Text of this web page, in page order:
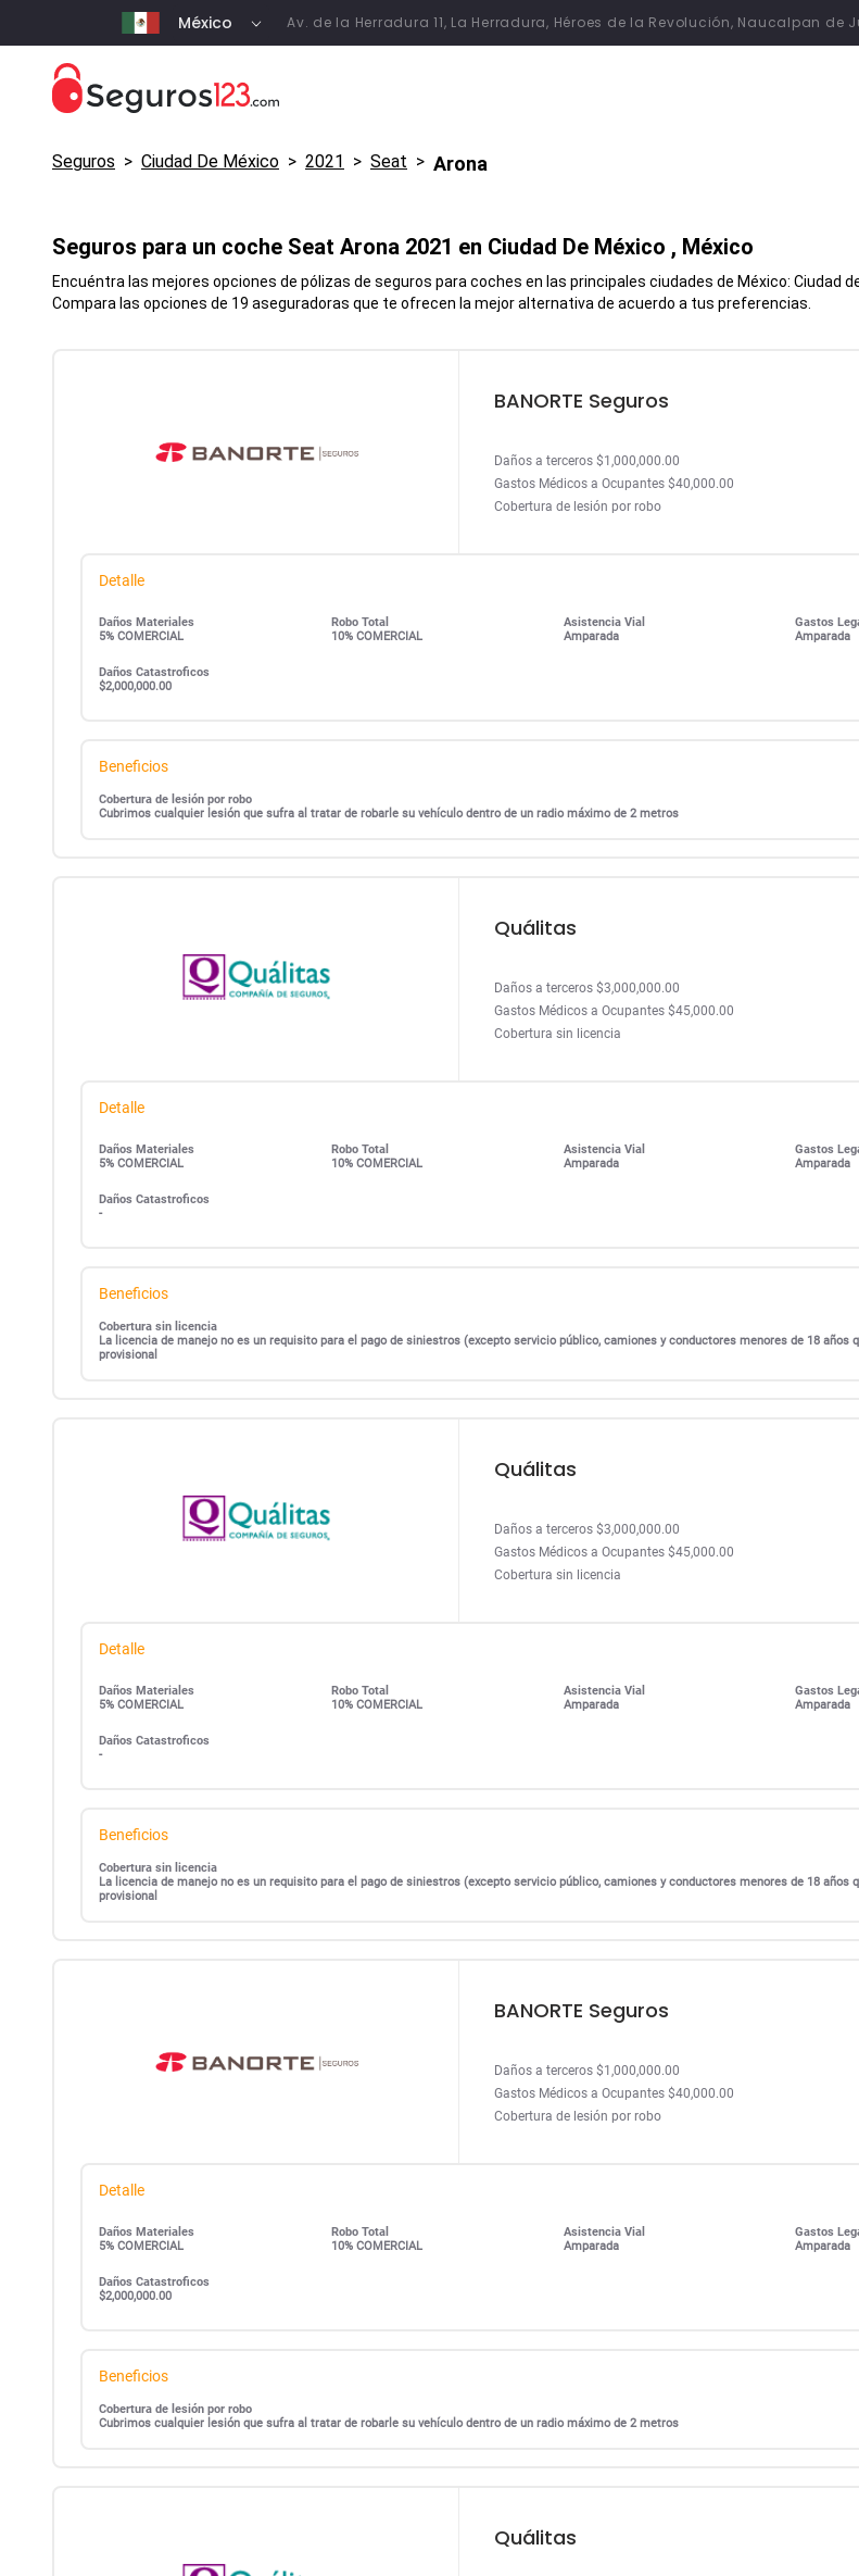
México Av. de la Herradura 11, La Herradura, Héroes de la Revolución, Naucalpan de
Seguros > Ciudad De México > 2021 > Seat > Arona
Seguros para un coche Seat Arona 2021 en Ciudad De México , México
Encuéntra las mejores opciones de pólizas de seguros para coches en las principales ciudades de México: Ciudad
Compara las opciones de 19 aseguradoras que te ofrecen la mejor alternativa de acuerdo a tus preferencias.
BANORTE Seguros
Daños a terceros $1,000,000.00
Gastos Médicos a Ocupantes $40,000.00
Cobertura de lesión por robo
Detalle
Daños Materiales
5% COMERCIAL
Robo Total
10% COMERCIAL
Asistencia Vial
Amparada
Gastos
Amparada
Daños Catastroficos
$2,000,000.00
Beneficios
Cobertura de lesión por robo
Cubrimos cualquier lesión que sufra al tratar de robarle su vehículo dentro de un radio máximo de 2 metros
Quálitas
Daños a terceros $3,000,000.00
Gastos Médicos a Ocupantes $45,000.00
Cobertura sin licencia
Detalle
Daños Materiales
5% COMERCIAL
Robo Total
10% COMERCIAL
Asistencia Vial
Amparada
Gastos
Amparada
Daños Catastroficos
-
Beneficios
Cobertura sin licencia
La licencia de manejo no es un requisito para el pago de siniestros (excepto servicio público, camiones y conductores menores de 18 años
provisional
Quálitas
Daños a terceros $3,000,000.00
Gastos Médicos a Ocupantes $45,000.00
Cobertura sin licencia
Detalle
Daños Materiales
5% COMERCIAL
Robo Total
10% COMERCIAL
Asistencia Vial
Amparada
Gastos
Amparada
Daños Catastroficos
-
Beneficios
Cobertura sin licencia
La licencia de manejo no es un requisito para el pago de siniestros (excepto servicio público, camiones y conductores menores de 18 años
provisional
BANORTE Seguros
Daños a terceros $1,000,000.00
Gastos Médicos a Ocupantes $40,000.00
Cobertura de lesión por robo
Detalle
Daños Materiales
5% COMERCIAL
Robo Total
10% COMERCIAL
Asistencia Vial
Amparada
Gastos
Amparada
Daños Catastroficos
$2,000,000.00
Beneficios
Cobertura de lesión por robo
Cubrimos cualquier lesión que sufra al tratar de robarle su vehículo dentro de un radio máximo de 2 metros
Quálitas